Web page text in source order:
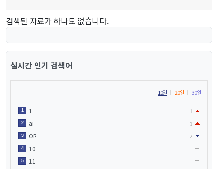
검색된 자료가 하나도 없습니다.
실시간 인기 검색어
10일 20일 30일
1 1 1
2 ai 1
3 OR 2
4 10
5 11